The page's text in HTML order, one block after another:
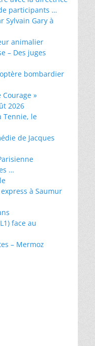
participants …
Sylvain Gary à
animalier
– Des juges
bombardier
Courage »
2026
Tennie, le
de Jacques
…
à Saumur
face au
– Mermoz